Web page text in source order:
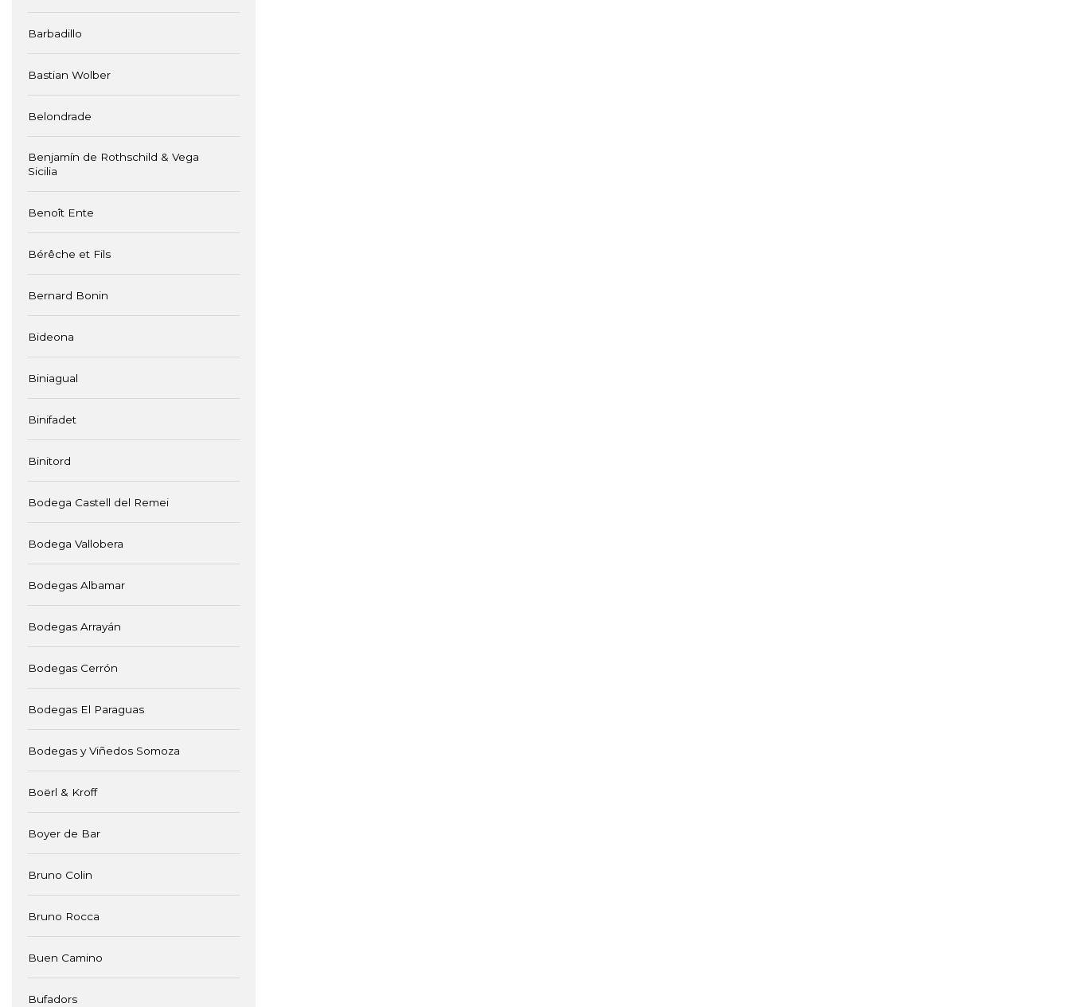
Barbadillo
Bastian Wolber
Belondrade
Benjamín de Rothschild & Vega
Sicilia
Benoît Ente
Bérêche et Fils
Bernard Bonin
Bideona
Biniagual
Binifadet
Binitord
Bodega Castell del Remei
Bodega Vallobera
Bodegas Albamar
Bodegas Arrayán
Bodegas Cerrón
Bodegas El Paraguas
Bodegas y Viñedos Somoza
Boërl & Kroff
Boyer de Bar
Bruno Colin
Bruno Rocca
Buen Camino
Bufadors